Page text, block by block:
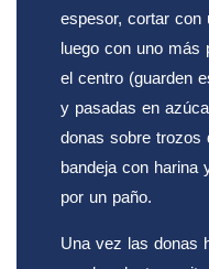
espesor, cortar con
luego con uno más
el centro (guarden
y pasadas en
donas sobre trozos
bandeja con harina
por un paño.
Una vez las donas